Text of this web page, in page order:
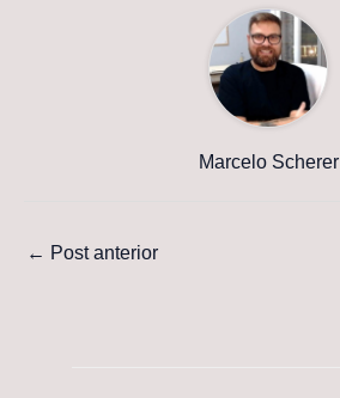
Marcelo Scherer
← Post anterior